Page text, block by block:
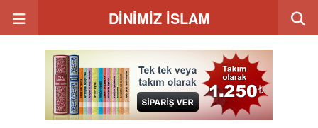
DİNİMİZ İSLAM